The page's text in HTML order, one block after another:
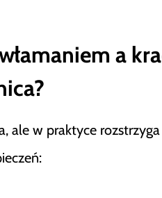
a
ale w praktyce